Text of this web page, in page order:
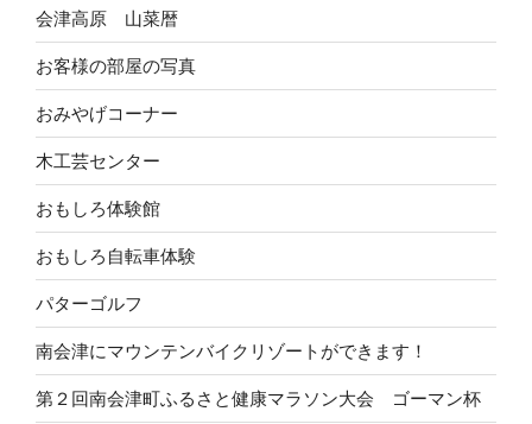
会津高原 山菜暦
お客様の部屋の写真
おみやげコーナー
木工芸センター
おもしろ体験館
おもしろ自転車体験
パターゴルフ
南会津にマウンテンバイクリゾートができます！
第２回南会津町ふるさと健康マラソン大会 ゴーマン杯